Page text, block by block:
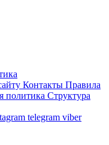
Контакты Правила
политика Структура
telegram viber